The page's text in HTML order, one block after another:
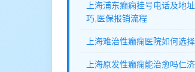
上海浦东癫痫挂号电话及地
巧,医保报销流程
上海难治性癫痫医院如何选
上海原发性癫痫能治愈吗仁